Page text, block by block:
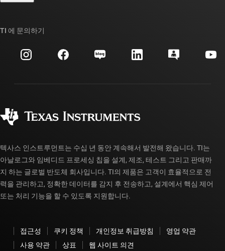
이벤트
투자 관계
TI E2E™ 설계 지원 포럼
대체품 검색
고객 지원 센터
myTI 계정 FAQ
주문 FAQ
TI 에 문의하기
텍사스 인스트루먼트는 수십 년 동안 계속해서 발전해 왔습니다. TI는
아날로그와 임베디드 프로세싱 칩을 설계, 제조, 테스트 그리고 판매까
지 하는 글로벌 반도체 회사입니다. TI의 제품은 고객이 효율적으로 전
력을 관리하고, 정확한 데이터를 감지 후 전송하고, 설계에서 핵심 제어
또는 처리 기능을 할 수 있도록 지원합니다.
접근성 쿠키 정책 개인정보 취급방침
영업 약관
사용 약관
상표 웹 사이트 의견